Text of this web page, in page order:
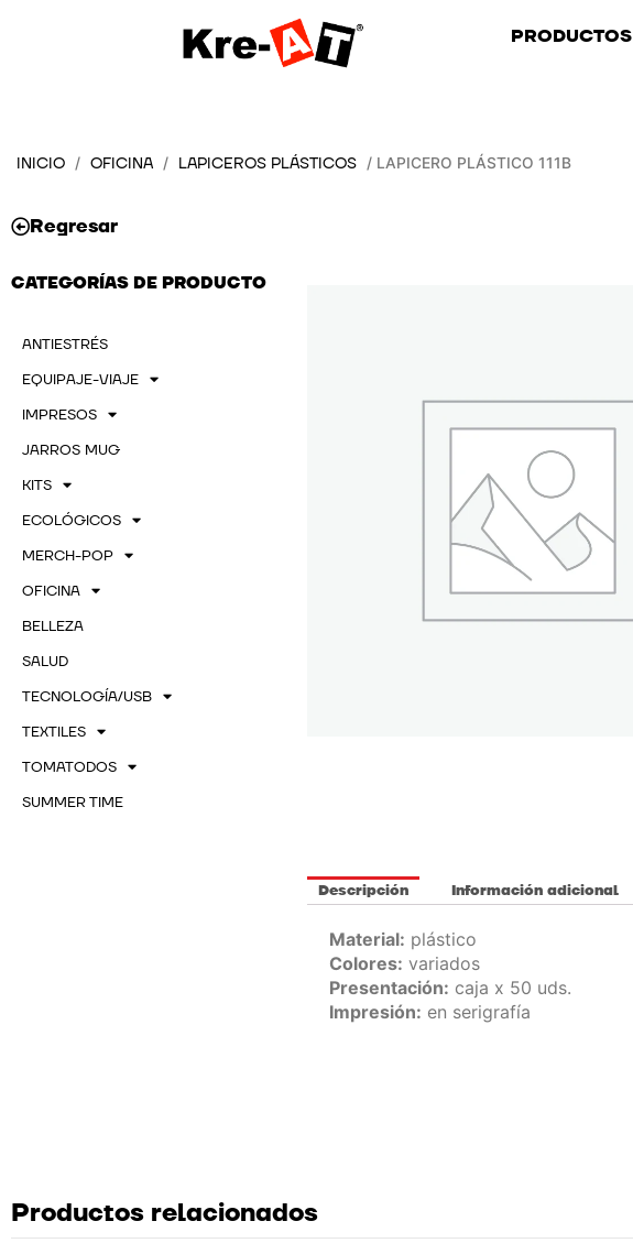
PRODUCTOS
INICIO / OFICINA / LAPICEROS PLÁSTICOS / LAPICERO PLÁSTICO 111B
Regresar
CATEGORÍAS DE PRODUCTO
ANTIESTRÉS
EQUIPAJE-VIAJE
IMPRESOS
JARROS MUG
KITS
ECOLÓGICOS
MERCH-POP
OFICINA
BELLEZA
SALUD
TECNOLOGÍA/USB
TEXTILES
TOMATODOS
SUMMER TIME
Descripción Información adicional
Material: plástico
Colores: variados
Presentación: caja x 50 uds.
Impresión: en serigrafía
Productos relacionados